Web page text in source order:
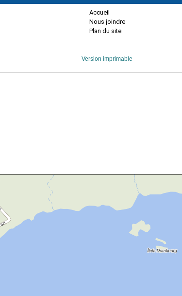
Accueil
Nous joindre
Plan du site
Version imprimable